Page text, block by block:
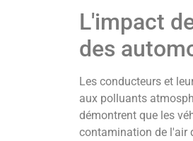
L'impact
des
Les conducteurs et
aux polluants
démontrent que les
contamination de l'air